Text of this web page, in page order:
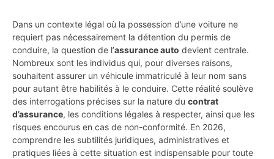
Dans un contexte légal où la possession d’une voiture ne
requiert pas nécessairement la détention du permis de
conduire, la question de l’assurance auto devient centrale.
Nombreux sont les individus qui, pour diverses raisons,
souhaitent assurer un véhicule immatriculé à leur nom sans
pour autant être habilités à le conduire. Cette réalité soulève
des interrogations précises sur la nature du contrat
d’assurance, les conditions légales à respecter, ainsi que les
risques encourus en cas de non-conformité. En 2026,
comprendre les subtilités juridiques, administratives et
pratiques liées à cette situation est indispensable pour toute